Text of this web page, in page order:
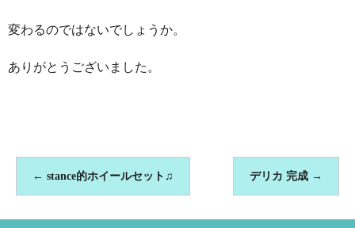
変わるのではないでしょうか。
ありがとうございました。
← stance的ホイールセット♫ デリカ 完成 →